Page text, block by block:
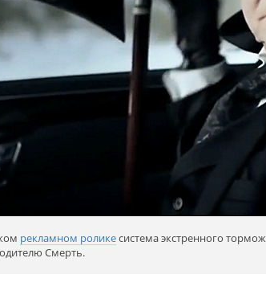
рекламном роликесистема экстренного
Смерть.